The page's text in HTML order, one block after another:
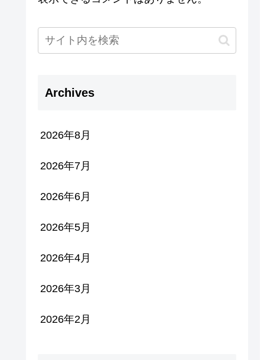
Archives
2026年8月
2026年7月
2026年6月
2026年5月
2026年4月
2026年3月
2026年2月